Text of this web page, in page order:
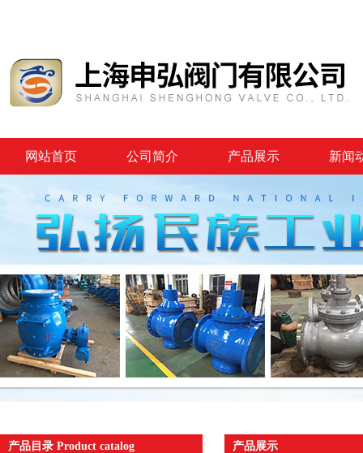
网站首页 公司简介 产品展示 新闻
产品目录 Product catalog 产品展示